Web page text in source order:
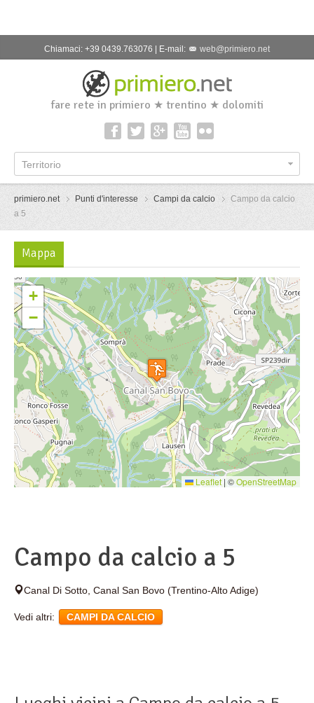
Chiamaci: +39 0439.763076 | E-mail: web@primiero.net
fare rete in primiero ★ trentino ★ dolomiti
Territorio
primiero.net Punti d'interesse Campi da calcio
Campo da calcio
a 5
Mappa
+
−
Leaflet | ©OpenStreetMap
Campo da calcio a 5
Canal Di Sotto, Canal San Bovo (Trentino-Alto Adige)
Vedi altri: CAMPI DA CALCIO